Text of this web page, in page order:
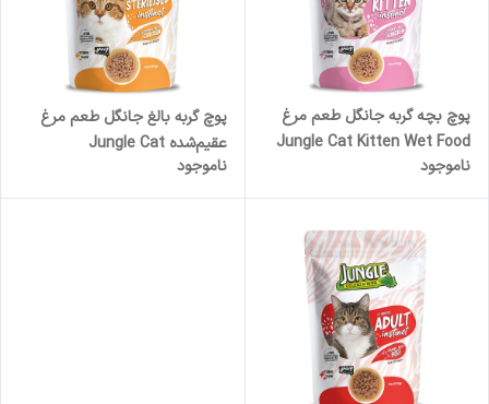
پوچ بچه گربه جانگل طعم مرغ
Jungle Cat Kitten Wet Food
Chicken Flavor وزن ۸۵ گرم
ناموجود
پوچ گربه بالغ جانگل طعم مرغ
عقیم‌شده Jungle Cat
Sterilised Cat Wet Food
Chicken Flavor وزن ۸۵ گرم
ناموجود